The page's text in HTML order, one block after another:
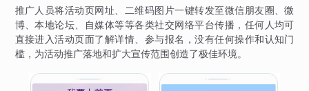
推广人员将活动页网址、二维码图片一键转发至微信朋友圈、微
博、本地论坛、自媒体等等各类社交网络平台传播，任何人均可
直接进入活动页面了解详情、参与报名，没有任何操作和认知门
槛，为活动推广落地和扩大宣传范围创造了极佳环境。